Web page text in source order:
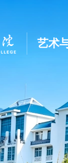
艺术